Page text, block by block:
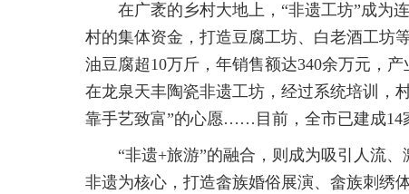
在广袤的乡村大地上，“非遗工坊”成为
村的集体资金，打造豆腐工坊、白老酒工坊
油豆腐超10万斤，年销售额达340余万元，
在龙泉天丰陶瓷非遗工坊，经过系统培训，
靠手艺致富”的心愿……目前，全市已建成14
“非遗+旅游”的融合，则成为吸引人流
非遗为核心，打造畲族婚俗展演、畲族刺绣